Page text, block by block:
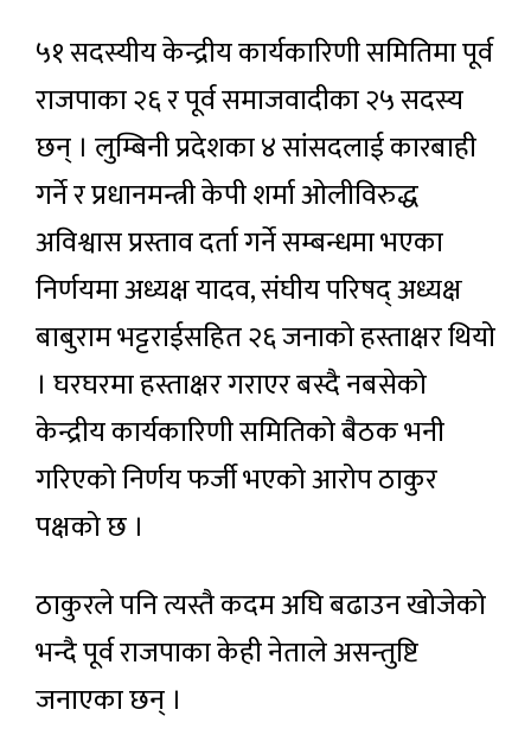
५१ सदस्यीय केन्द्रीय कार्यकारिणी समितिमा पूर्व
राजपाका २६ र पूर्व समाजवादीका २५ सदस्य
छन् । लुम्बिनी प्रदेशका ४ सांसदलाई कारबाही
गर्ने र प्रधानमन्त्री केपी शर्मा ओलीविरुद्ध
अविश्वास प्रस्ताव दर्ता गर्ने सम्बन्धमा भएका
निर्णयमा अध्यक्ष यादव, संघीय परिषद् अध्यक्ष
बाबुराम भट्टराईसहित २६ जनाको हस्ताक्षर थियो
। घरघरमा हस्ताक्षर गराएर बस्दै नबसेको
केन्द्रीय कार्यकारिणी समितिको बैठक भनी
गरिएको निर्णय फर्जी भएको आरोप ठाकुर
पक्षको छ ।
ठाकुरले पनि त्यस्तै कदम अघि बढाउन खोजेको
भन्दै पूर्व राजपाका केही नेताले असन्तुष्टि
जनाएका छन् ।